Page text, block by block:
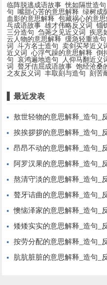
临阵脱逃成语故事 恍如隔世造句
句
嘴甜心苦的意思解释 绿树成
血影的意思解释
包藏祸心的意
乓成语故事 雄才伟略反义词 锱
三分造句
刍荛之见近义词 疾恶
云人物的意思解释
缓急轻重造句
词
斗方名士造句 卖剑买琴近义
近义词
心浮气躁的意思解释 倒
句
哀鸿遍地造句 人仰马翻近义
词
聱牙佶屈成语故事 饱经沧桑
之友反义词
丰取刻与造句 刻苦
最近发表
敖世轻物的意思解释_造句_
挨挨拶拶的意思解释_造句_
昂昂不动的意思解释_造句_
阿罗汉果的意思解释_造句_
熬清守淡的意思解释_造句_
聱牙诘曲的意思解释_造句_
懊恼泽家的意思解释_造句_
矮矮实实的意思解释_造句_
按劳分配的意思解释_造句_
肮肮脏脏的意思解释_造句_